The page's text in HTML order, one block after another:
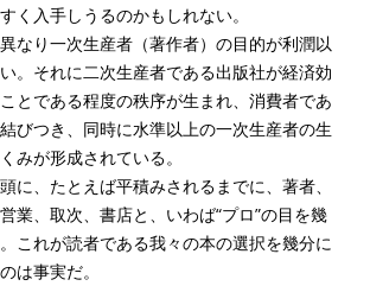
く入手しうるのかもしれない。
なり一次生産者（著作者）の目的が利潤以
。それに二次生産者である出版社が経済効
とである程度の秩序が生まれ、消費者であ
びつき、同時に水準以上の一次生産者の生
みが形成されている。
に、たとえば平積みされるまでに、著者、
業、取次、書店と、いわば“プロ”の目を幾
これが読者である我々の本の選択を幾分に
は事実だ。